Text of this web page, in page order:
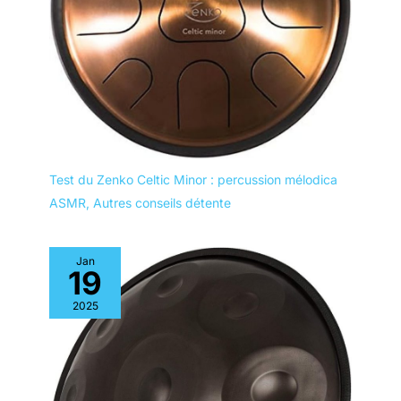
points de
déclenchement ou aux
petites zones
spécifiques du corps,
telles que la plante des
coussin d’air**: le
matériau de la tête à
généralement une
certaine élasticité et
d'autres têtes de
massage relativement
dures.
Test du Zenko Celtic Minor : percussion mélodica
ASMR, Autres conseils détente
Jan
19
2025